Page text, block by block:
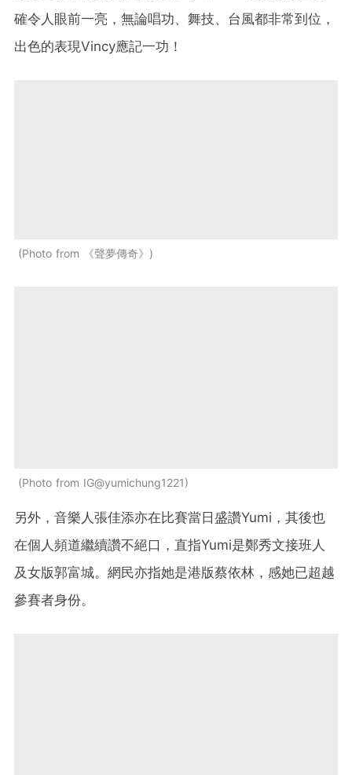
確令人眼前一亮，無論唱功、舞技、台風都非常到位，
出色的表現Vincy應記一功！
Photo from 《聲夢傳奇》
Photo from IG@yumichung1221
另外，音樂人張佳添亦在比賽當日盛讚Yumi，其後也
在個人頻道繼續讚不絕口，直指Yumi是鄭秀文接班人
及女版郭富城。網民亦指她是港版蔡依林，感她已超越
參賽者身份。